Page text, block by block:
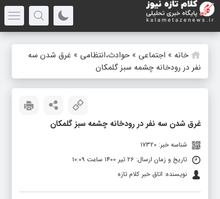
خانه » اجتماعی » حوادث،انتظامی » غرق شدن سه
نفر در رودخانه چشمه سبز گلمکان
غرق شدن سه نفر در رودخانه چشمه سبز گلمکان
شناسه خبر: 17320
تاریخ و زمان ارسال: 26 تیر 1400 ساعت 10:09
نویسنده: اتاق خبر کلام تازه